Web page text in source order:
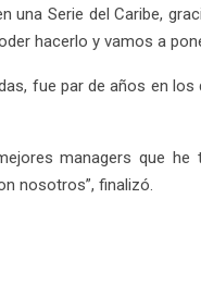
una Serie del Caribe,
hacerlo y vamos a
fue par de años en
managers que
nosotros”, finalizó.